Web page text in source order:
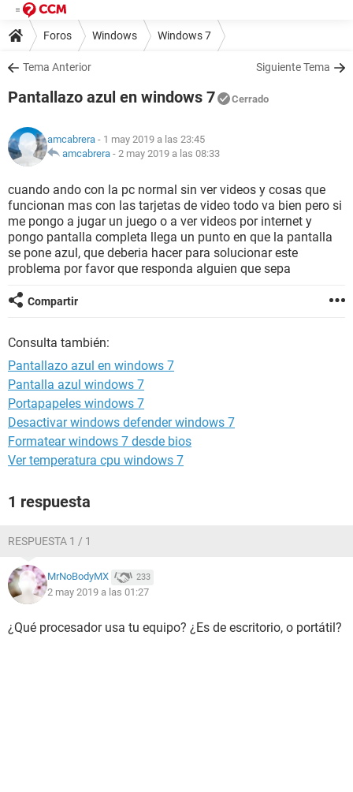
Foros Windows Windows 7
Tema Anterior Siguiente Tema
Pantallazo azul en windows 7 Cerrado
amcabrera - 1 may 2019 a las 23:45
amcabrera - 2 may 2019 a las 08:33
cuando ando con la pc normal sin ver videos y cosas que
funcionan mas con las tarjetas de video todo va bien pero si
me pongo a jugar un juego o a ver videos por internet y
pongo pantalla completa llega un punto en que la pantalla
se pone azul, que deberia hacer para solucionar este
problema por favor que responda alguien que sepa
Compartir
Consulta también:
Pantallazo azul en windows 7
Pantalla azul windows 7
Portapapeles windows 7
Desactivar windows defender windows 7
Formatear windows 7 desde bios
Ver temperatura cpu windows 7
1 respuesta
RESPUESTA 1 / 1
MrNoBodyMX 233
2 may 2019 a las 01:27
¿Qué procesador usa tu equipo? ¿Es de escritorio, o portátil?